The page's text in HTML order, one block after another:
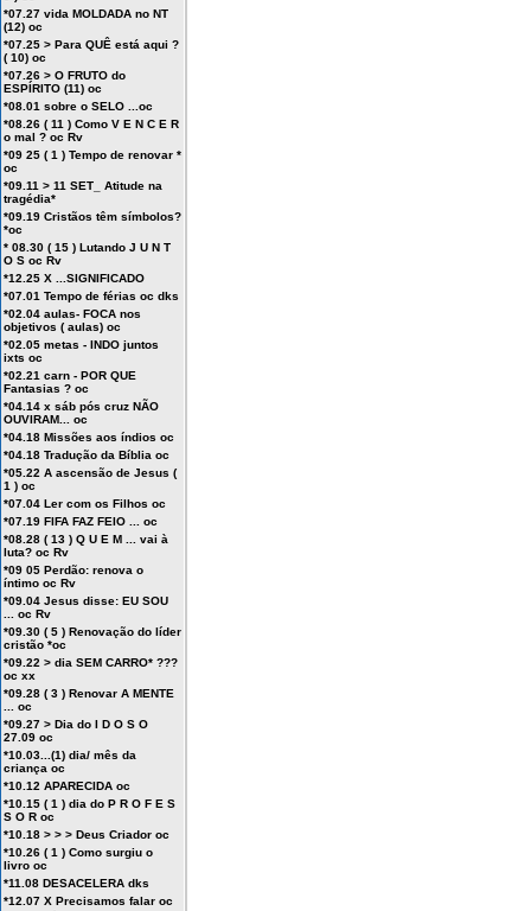
*07.27 vida MOLDADA no NT
(12) oc
*07.25 > Para QUÊ está aqui ?
( 10) oc
*07.26 > O FRUTO do
ESPÍRITO (11) oc
*08.01 sobre o SELO ...oc
*08.26 ( 11 ) Como V E N C E R
o mal ? oc Rv
*09 25 ( 1 ) Tempo de renovar *
oc
*09.11 > 11 SET_ Atitude na
tragédia*
*09.19 Cristãos têm símbolos?
*oc
* 08.30 ( 15 ) Lutando J U N T
O S oc Rv
*12.25 X ...SIGNIFICADO
*07.01 Tempo de férias oc dks
*02.04 aulas- FOCA nos
objetivos ( aulas) oc
*02.05 metas - INDO juntos
ixts oc
*02.21 carn - POR QUE
Fantasias ? oc
*04.14 x sáb pós cruz NÃO
OUVIRAM... oc
*04.18 Missões aos índios oc
*04.18 Tradução da Bíblia oc
*05.22 A ascensão de Jesus (
1 ) oc
*07.04 Ler com os Filhos oc
*07.19 FIFA FAZ FEIO ... oc
*08.28 ( 13 ) Q U E M ... vai à
luta? oc Rv
*09 05 Perdão: renova o
íntimo oc Rv
*09.04 Jesus disse: EU SOU
... oc Rv
*09.30 ( 5 ) Renovação do líder
cristão *oc
*09.22 > dia SEM CARRO* ???
oc xx
*09.28 ( 3 ) Renovar A MENTE
... oc
*09.27 > Dia do I D O S O
27.09 oc
*10.03...(1) dia/ mês da
criança oc
*10.12 APARECIDA oc
*10.15 ( 1 ) dia do P R O F E S
S O R oc
*10.18 > > > Deus Criador oc
*10.26 ( 1 ) Como surgiu o
livro oc
*11.08 DESACELERA dks
*12.07 X Precisamos falar oc